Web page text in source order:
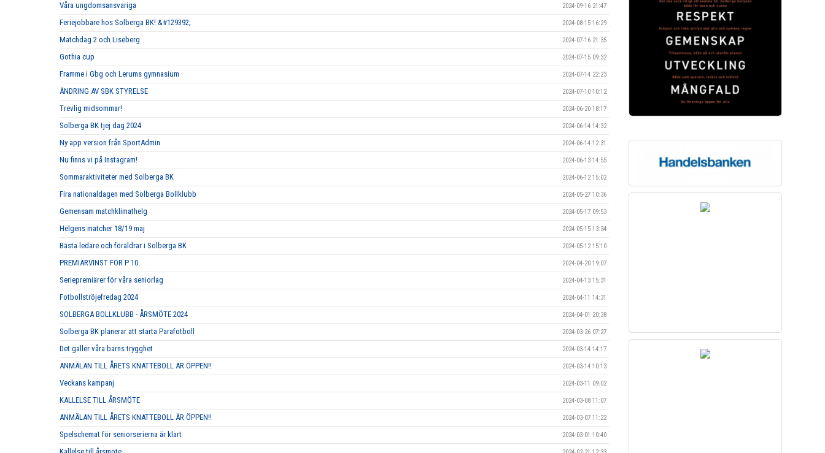
Våra ungdomsansvariga 2024-09-16 21:47
Feriejobbare hos Solberga BK! &#129392; 2024-08-15 16:29
Matchdag 2 och Liseberg 2024-07-16 21:35
Gothia cup 2024-07-15 09:32
Framme i Gbg och Lerums gymnasium 2024-07-14 22:23
ÄNDRING AV SBK STYRELSE 2024-07-10 10:12
Trevlig midsommar! 2024-06-20 18:17
Solberga BK tjej dag 2024 2024-06-14 14:32
Ny app version från SportAdmin 2024-06-14 12:31
Nu finns vi på Instagram! 2024-06-13 14:55
Sommaraktiviteter med Solberga BK 2024-06-12 15:02
Fira nationaldagen med Solberga Bollklubb 2024-05-27 10:36
Gemensam matchklimathelg 2024-05-17 09:53
Helgens matcher 18/19 maj 2024-05-15 13:34
Bästa ledare och föräldrar i Solberga BK 2024-05-12 15:10
PREMIÄRVINST FÖR P 10. 2024-04-20 19:07
Seriepremiärer för våra seniorlag 2024-04-13 15:31
Fotbollströjefredag 2024 2024-04-11 14:31
SOLBERGA BOLLKLUBB - ÅRSMÖTE 2024 2024-04-01 20:38
Solberga BK planerar att starta Parafotboll 2024-03-26 07:27
Det gäller våra barns trygghet 2024-03-14 14:17
ANMÄLAN TILL ÅRETS KNATTEBOLL ÄR ÖPPEN!! 2024-03-14 10:13
Veckans kampanj 2024-03-11 09:02
KALLELSE TILL ÅRSMÖTE 2024-03-08 11:07
ANMÄLAN TILL ÅRETS KNATTEBOLL ÄR ÖPPEN!! 2024-03-07 11:22
Spelschemat för seniorserierna är klart 2024-03-01 10:40